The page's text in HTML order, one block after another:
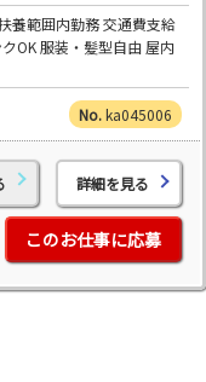
養範囲内勤務 交通費支給
OK 服装・髪型自由 屋内
ka045006
詳細を見る
このお仕事に応募